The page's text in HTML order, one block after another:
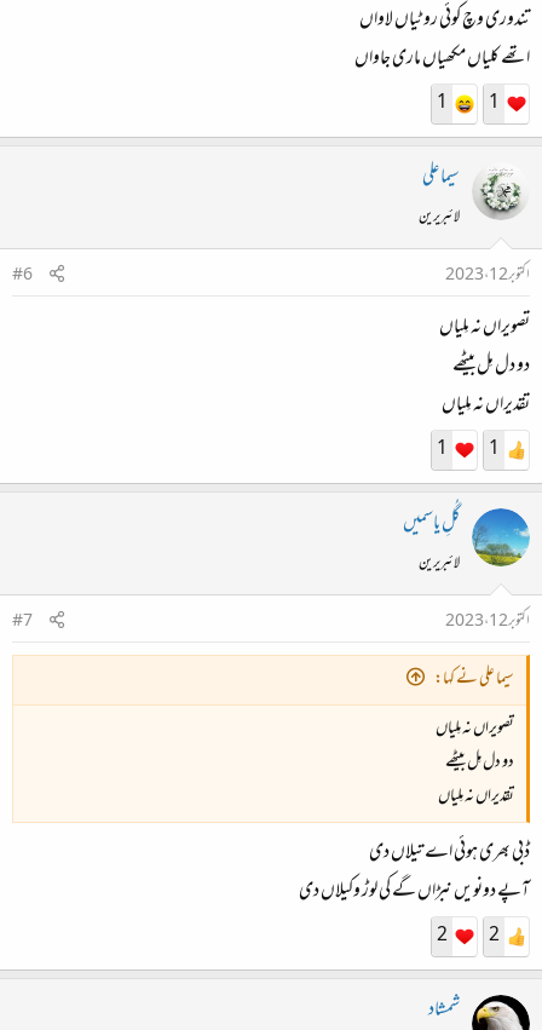
تندوری وچ کوئی روٹیاں لاواں
اتھے کلیاں مکھیاں ماری جاواں
1
1
سیما علی
لائبریرین
اکتوبر 12، 2023
#6
تصویراں نہ مِلیاں
دو دل مِل بیٹھے
تقدیراں نہ مِلیاں
1
1
گُلِ یاسمیں
لائبریرین
اکتوبر 12، 2023
#7
سیما علی نے کہا:
تصویراں نہ مِلیاں
دو دل مِل بیٹھے
تقدیراں نہ مِلیاں
ڈبی بھری ہوئی اے تیلاں دی
آپے دونویں نبڑاں گے کی لوڑ وکیلاں دی
2
2
شمشاد